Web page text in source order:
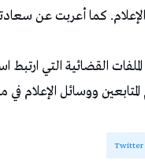
كما أعربت عن
القضائية التي ارتبط
ووسائل الإعلام في
Twitter